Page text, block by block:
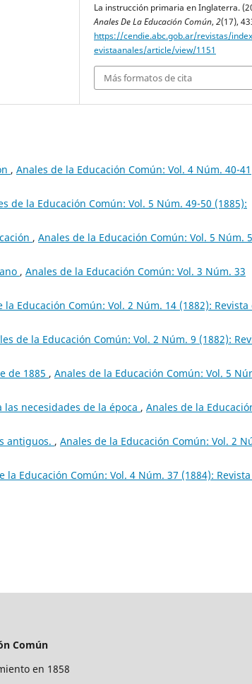
La instrucción primaria en Inglaterra.
Anales De La Educación Común, 2(17),
https://cendie.abc.gob.ar/revistas/
evistaanales/article/view/1151
Más formatos de cita
, Anales de la Educación Común: Vol. 4 Núm. 40-41
de la Educación Común: Vol. 5 Núm. 49-50 (1885):
, Anales de la Educación Común: Vol. 5 Núm.
, Anales de la Educación Común: Vol. 3 Núm. 33
la Educación Común: Vol. 2 Núm. 14 (1882): Revista
de la Educación Común: Vol. 2 Núm. 9 (1882):
de 1885 , Anales de la Educación Común: Vol. 5
necesidades de la época , Anales de la
antiguos. , Anales de la Educación Común: Vol. 2
la Educación Común: Vol. 4 Núm. 37 (1884):
Común
en 1858